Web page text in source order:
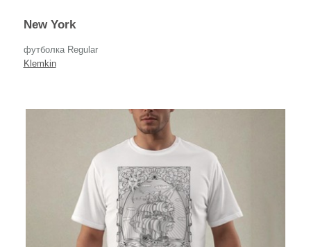
New York
футболка Regular
Klemkin